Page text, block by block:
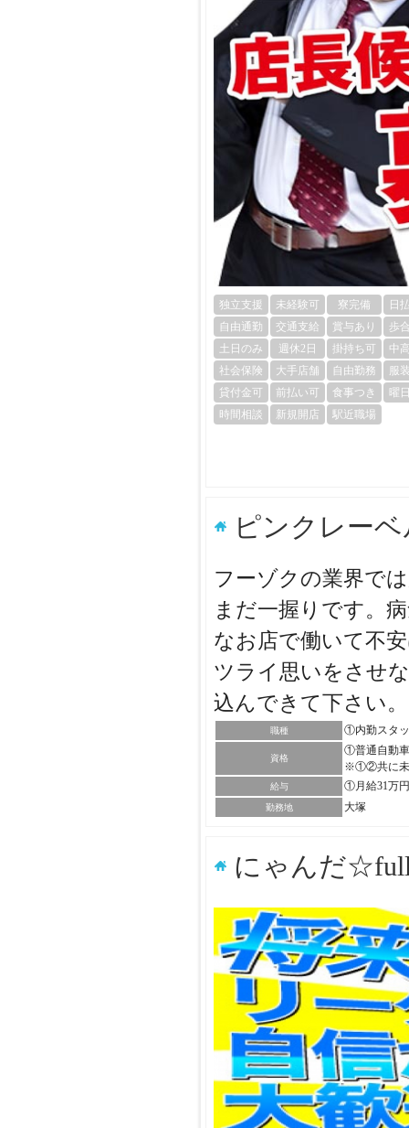
独立支援 未経験可 寮完備
日
自由通勤
交通支給 賞与あり
歩
土日のみ
週休2日 掛持ち可
中
社会保険
大手店舗 自由勤務
服
貸付金可
前払い可 食事つき
曜
時間相談
新規開店 駅近職場
ピンクレー
フーゾクの業界で
まだ一握りです。
なお店で働いて不
ツライ思いをさせ
込んできて下さい
職種 ①内勤スタ
資格
①普通自動
※①②共に未
給与 ①月給31万
勤務地 大塚
にゃんだ